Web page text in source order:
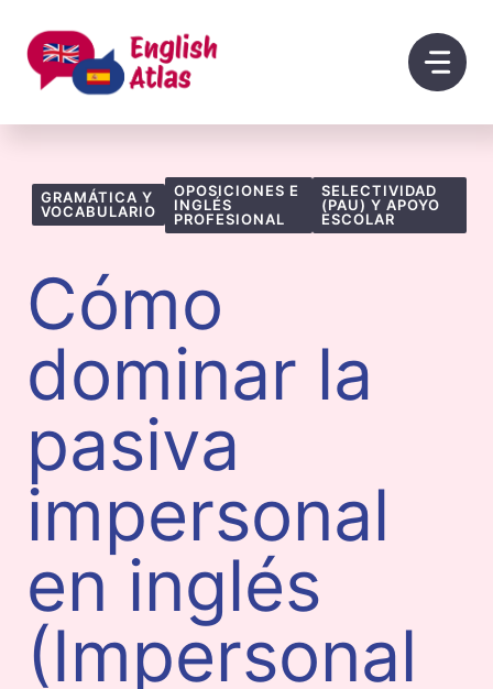
contenido
GRAMÁTICA Y
VOCABULARIO
OPOSICIONES E
INGLÉS
PROFESIONAL
SELECTIVIDAD
(PAU) Y APOYO
ESCOLAR
Cómo
dominar la
pasiva
impersonal
en inglés
(Impersonal